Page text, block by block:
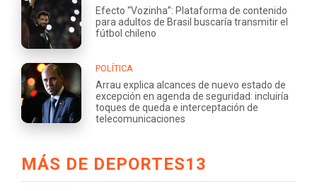
Efecto “Vozinha”: Plataforma de contenido
para adultos de Brasil buscaría transmitir el
fútbol chileno
POLÍTICA
Arrau explica alcances de nuevo estado de
excepción en agenda de seguridad: incluiría
toques de queda e interceptación de
telecomunicaciones
MÁS DE DEPORTES13